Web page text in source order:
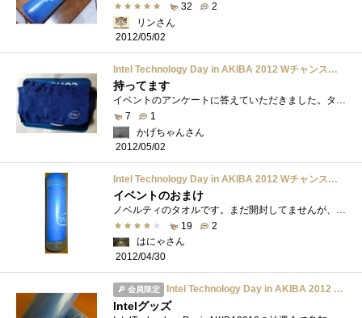
32
2
リンさん
2012/05/02
Intel Technology Day in AKIBA 2012 Wチャンスアンケート参加賞 タオル
持ってます
イベントのアンケートに答えていただきました。タオルは使い道があっていいですね（ｗ
7
1
かげちゃんさん
2012/05/02
Intel Technology Day in AKIBA 2012 Wチャンスアンケート参加賞 タオル
イベントのおまけ
ノベルティのタオルです。まだ開封してませんが、何に使うのがいいのでしょう？→撮影用の背景にしてみました。
19
2
はにゃさん
2012/04/30
会員限定 Intel Technology Day in AKIBA 2012 Wチャンスアンケート参加賞 タオル
Intelグッズ